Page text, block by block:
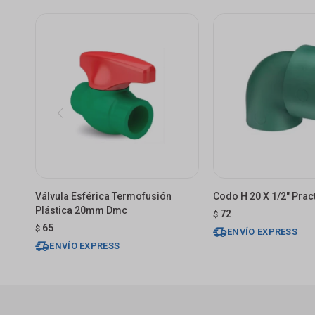
Válvula Esférica Termofusión
Plástica 20mm Dmc
$ 65
ENVÍO EXPRESS
Codo H 20 X 1/2"
$ 72
ENVÍO EXPRESS